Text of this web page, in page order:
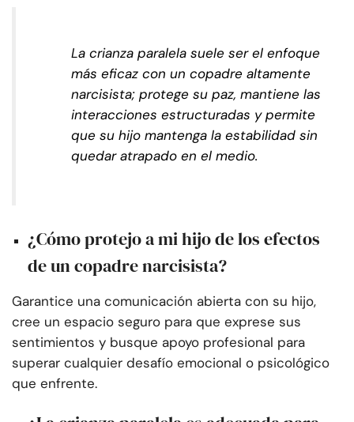
La crianza paralela suele ser el enfoque
más eficaz con un copadre altamente
narcisista; protege su paz, mantiene las
interacciones estructuradas y permite
que su hijo mantenga la estabilidad sin
quedar atrapado en el medio.
¿Cómo protejo a mi hijo de los efectos
de un copadre narcisista?
Garantice una comunicación abierta con su hijo,
cree un espacio seguro para que exprese sus
sentimientos y busque apoyo profesional para
superar cualquier desafío emocional o psicológico
que enfrente.